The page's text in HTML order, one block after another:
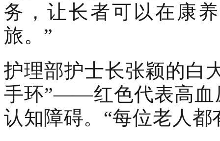
务，让长者可以在康
旅。”
护理部护士长张颖的白
手环”——红色代表高血
认知障碍。“每位老人